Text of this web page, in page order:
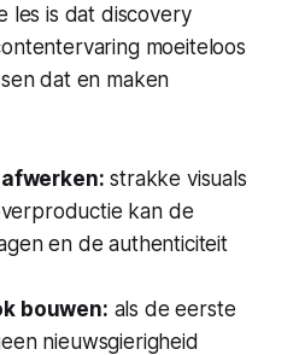
les is dat discovery
moeiteloos
dat en maken
strakke visuals
kan de
en de authenticiteit
bouwen: als de eerste
nieuwsgierigheid